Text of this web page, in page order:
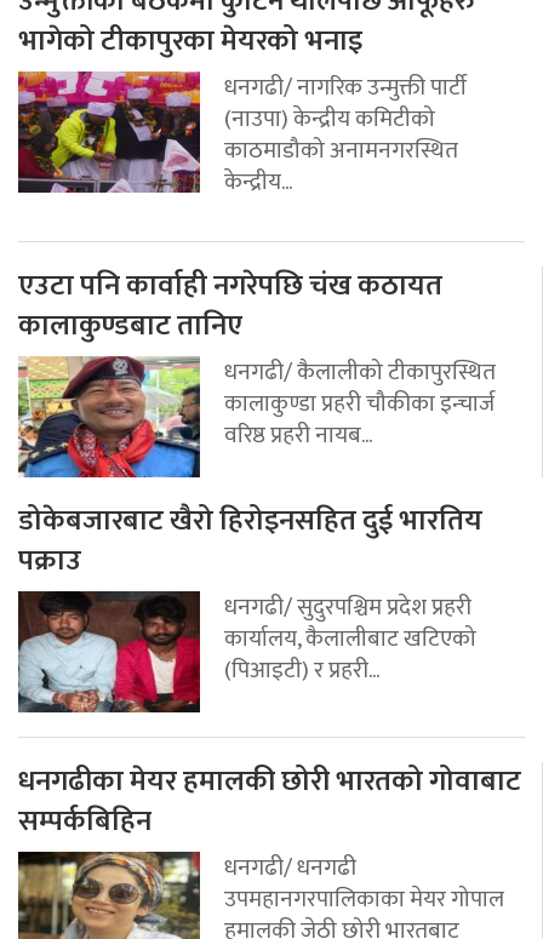
भागेको टीकापुरका मेयरको भनाइ
धनगढी/ नागरिक उन्मुक्ती पार्टी
(नाउपा) केन्द्रीय कमिटीको
काठमाडौको अनामनगरस्थित
केन्द्रीय...
एउटा पनि कार्वाही नगरेपछि चंख कठायत
कालाकुण्डबाट तानिए
धनगढी/ कैलालीको टीकापुरस्थित
कालाकुण्डा प्रहरी चौकीका इन्चार्ज
वरिष्ठ प्रहरी नायब...
डोकेबजारबाट खैरो हिरोइनसहित दुई भारतिय
पक्राउ
धनगढी/ सुदुरपश्चिम प्रदेश प्रहरी
कार्यालय, कैलालीबाट खटिएको
(पिआइटी) र प्रहरी...
धनगढीका मेयर हमालकी छोरी भारतको गोवाबाट
सम्पर्कबिहिन
धनगढी/ धनगढी
उपमहानगरपालिकाका मेयर गोपाल
हमालकी जेठी छोरी भारतबाट